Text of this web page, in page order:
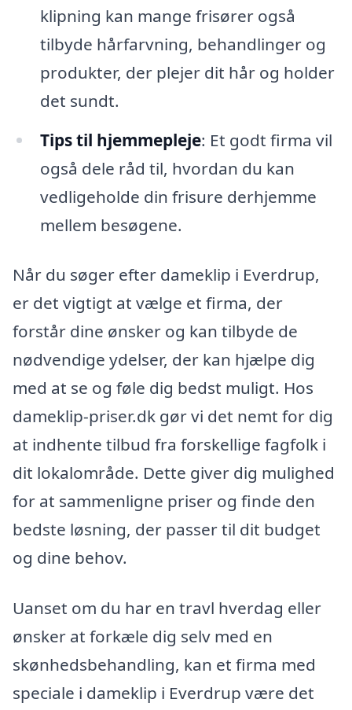
klipning kan mange frisører også
tilbyde hårfarvning, behandlinger og
produkter, der plejer dit hår og holder
det sundt.
Tips til hjemmepleje: Et godt firma vil
også dele råd til, hvordan du kan
vedligeholde din frisure derhjemme
mellem besøgene.
Når du søger efter dameklip i Everdrup,
er det vigtigt at vælge et firma, der
forstår dine ønsker og kan tilbyde de
nødvendige ydelser, der kan hjælpe dig
med at se og føle dig bedst muligt. Hos
dameklip-priser.dk gør vi det nemt for dig
at indhente tilbud fra forskellige fagfolk i
dit lokalområde. Dette giver dig mulighed
for at sammenligne priser og finde den
bedste løsning, der passer til dit budget
og dine behov.
Uanset om du har en travl hverdag eller
ønsker at forkæle dig selv med en
skønhedsbehandling, kan et firma med
speciale i dameklip i Everdrup være det